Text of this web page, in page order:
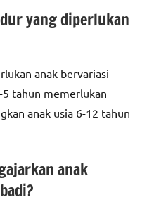
yang diperlukan
anak bervariasi
5 tahun memerlukan
anak usia 6-12 tahun
anak